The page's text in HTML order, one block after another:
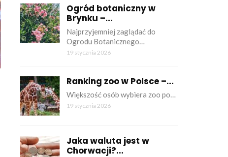
Ogród botaniczny w
Brynku –...
Najprzyjemniej zaglądać do
Ogrodu Botanicznego…
19 stycznia 2026
Ranking zoo w Polsce –...
Większość osób wybiera zoo po…
19 stycznia 2026
Jaka waluta jest w
Chorwacji?...